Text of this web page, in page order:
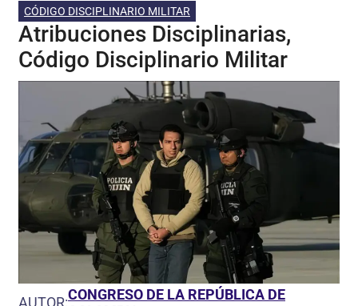
CÓDIGO DISCIPLINARIO MILITAR
Atribuciones Disciplinarias,
Código Disciplinario Militar
CONGRESO DE LA REPÚBLICA DE